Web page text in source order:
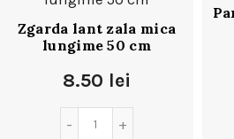
Zgarda lant zala mica
lungime 50 cm
8.50 lei